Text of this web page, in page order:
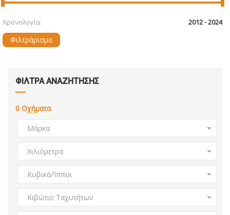
Χρονολογία:
Φιλτράρισμα
ΦΙΛΤΡΑ ΑΝΑΖΗΤΗΣΗΣ
0 Οχήματα
Μάρκα
Χιλιόμετρα
Κυβικά/Ίπποι
Κιβώτιο Ταχυτήτων